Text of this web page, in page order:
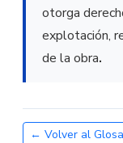
otorga
explotación,
de la obra.
← Volver al